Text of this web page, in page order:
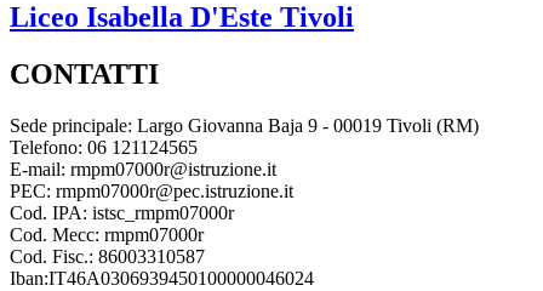
Liceo Isabella D'Este Tivoli
CONTATTI
Sede principale: Largo Giovanna Baja 9 - 00019 Tivoli (RM)
Telefono: 06 121124565
E-mail: rmpm07000r@istruzione.it
PEC: rmpm07000r@pec.istruzione.it
Cod. IPA: istsc_rmpm07000r
Cod. Mecc: rmpm07000r
Cod. Fisc.: 86003310587
Iban:IT46A0306939450100000046024